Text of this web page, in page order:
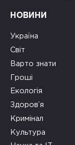
НОВИНИ
Україна
Світ
Варто знати
Гроші
Екологія
Здоров’я
Кримінал
Культура